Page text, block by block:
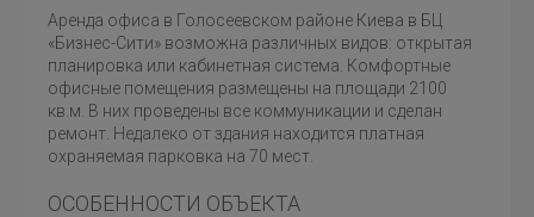
Аренда офиса в Голосеевском районе Киева в БЦ
«Бизнес-Сити» возможна различных видов: открытая
планировка или кабинетная система. Комфортные
офисные помещения размещены на площади 2100
кв.м. В них проведены все коммуникации и сделан
ремонт. Недалеко от здания находится платная
охраняемая парковка на 70 мест.
ОСОБЕННОСТИ ОБЪЕКТА